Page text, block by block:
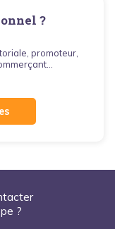
?
promoteur,
?